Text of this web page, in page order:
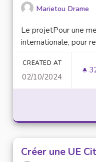
Marietou Drame
Le projetPour une
internationale, pour
CREATED AT
02/10/2024
Créer une UE